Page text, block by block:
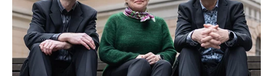
ja
EMUn
yhteistyön
salaisuus